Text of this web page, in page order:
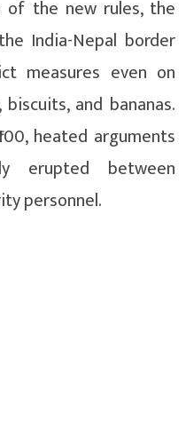
the new rules, the
India-Nepal border
measures even on
and bananas.
heated arguments
erupted between
personnel.